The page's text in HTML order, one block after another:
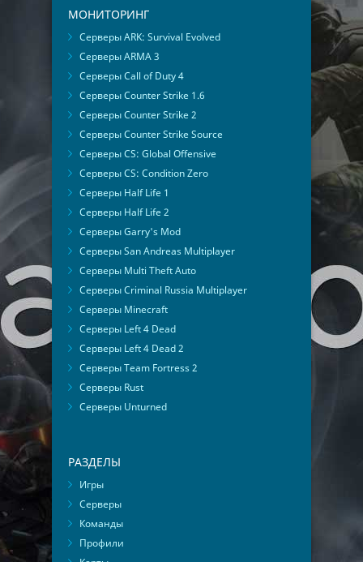
МОНИТОРИНГ
Серверы ARK: Survival Evolved
Серверы ARMA 3
Серверы Call of Duty 4
Серверы Counter Strike 1.6
Серверы Counter Strike 2
Серверы Counter Strike Source
Серверы CS: Global Offensive
Серверы CS: Condition Zero
Серверы Half Life 1
Серверы Half Life 2
Серверы Garry's Mod
Серверы San Andreas Multiplayer
Серверы Multi Theft Auto
Серверы Criminal Russia Multiplayer
Серверы Minecraft
Серверы Left 4 Dead
Серверы Left 4 Dead 2
Серверы Team Fortress 2
Серверы Rust
Серверы Unturned
РАЗДЕЛЫ
Игры
Серверы
Команды
Профили